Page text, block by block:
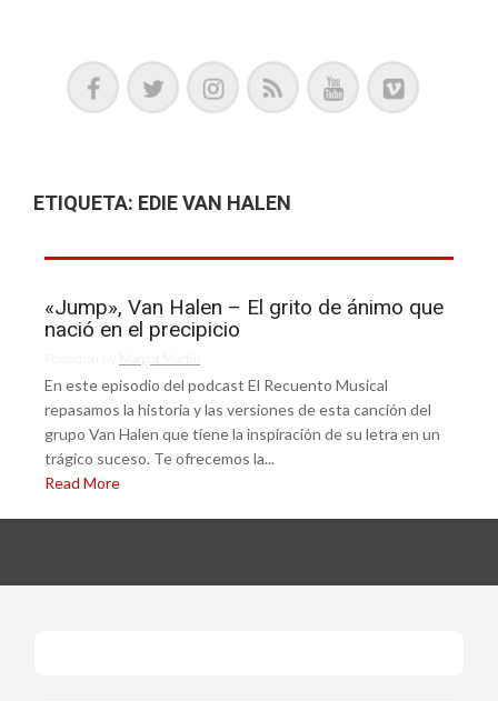
ETIQUETA: EDIE VAN HALEN
«Jump», Van Halen – El grito de ánimo que
nació en el precipicio
Margot Martín
En este episodio del podcast El Recuento Musical
repasamos la historia y las versiones de esta canción del
grupo Van Halen que tiene la inspiración de su letra en un
trágico suceso. Te ofrecemos la...
Read More